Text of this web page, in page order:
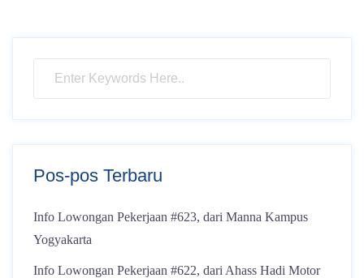
Pos-pos Terbaru
Info Lowongan Pekerjaan #623, dari Manna Kampus
Yogyakarta
Info Lowongan Pekerjaan #622, dari Ahass Hadi Motor